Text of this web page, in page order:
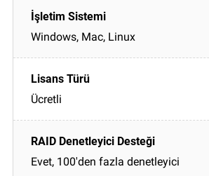
Windows, Mac, Linux
Ücretli
Evet, 100'den fazla denetleyici